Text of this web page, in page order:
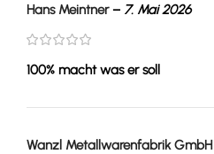
Hans Meintner– 7. Mai 2026
100% macht was er soll
Wanzl Metallwarenfabrik GmbH